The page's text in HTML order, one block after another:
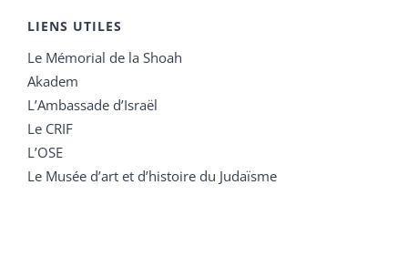
LIENS UTILES
Le Mémorial de la Shoah
Akadem
L’Ambassade d’Israël
Le CRIF
L’OSE
Le Musée d’art et d’histoire du Judaïsme